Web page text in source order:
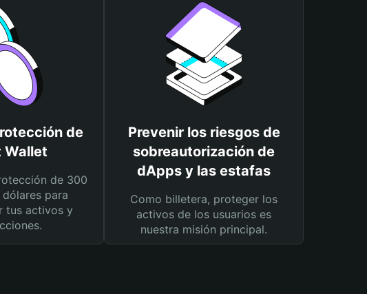
de
Wallet
de 300
para
tus activos y
Prevenir los riesgos de
sobreautorización de
dApps y las estafas
Como billetera, proteger los
activos de los usuarios es
nuestra misión principal.